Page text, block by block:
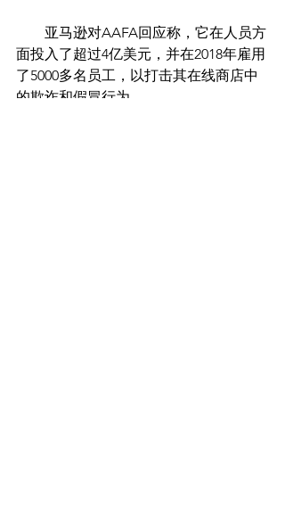
亚马逊对AAFA回应称，它在人员方
面投入了超过4亿美元，并在2018年雇用
了5000多名员工，以打击其在线商店中
的欺诈和假冒行为。